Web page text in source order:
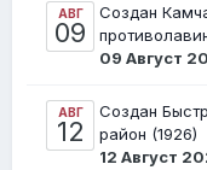
АВГ
09
Создан
09 Август
АВГ
12
Создан
район (1926)
12 Август